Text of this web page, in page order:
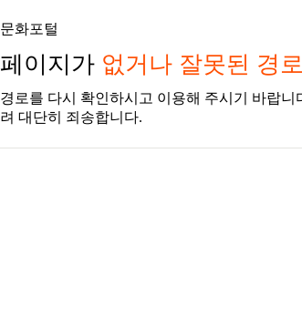
문화포털
페이지가 없거나 잘못된 경로
경로를 다시 확인하시고 이용해 주시기 바랍니
려 대단히 죄송합니다.